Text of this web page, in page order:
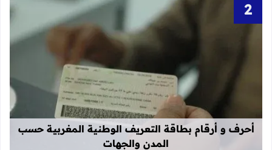
قراءة المزيد عن أحرف و أرقام
أحرف و أرقام بطاقة التعريف الوطنية المغربية حسب
المدن والجهات